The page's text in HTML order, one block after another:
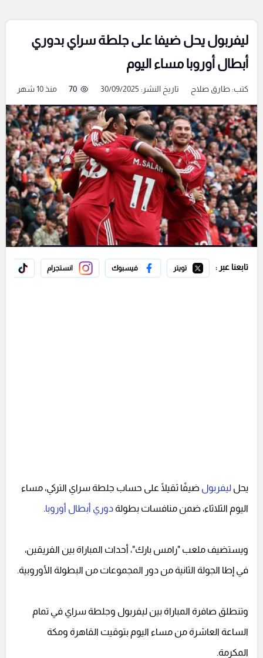
ليفربول يحل ضيفا على جلطة سراي بدوري
أبطال أوروبا مساء اليوم
كتب:طارق صلاح تاريخ النشر: 30/09/2025 70 منذ 10 شهر
تابعنا عبر : تويتر فيسبوك انستجرام
يحل ليفربول ضيفًا ثقيلًا على حساب جلطة سراي التركي، مساء
اليوم الثلاثاء، ضمن منافسات بطولة دوري أبطال أوروبا.
ويستضيف ملعب "رامس بارك"، أحداث المباراة بين الفريقين،
في إطا الجولة الثانية من دور المجموعات من البطولة الأوروبية.
وتنطلق صافرة المباراة بين ليفربول وجلطة سراي في تمام
الساعة العاشرة من مساء اليوم بتوقيت القاهرة ومكة
المكرمة.